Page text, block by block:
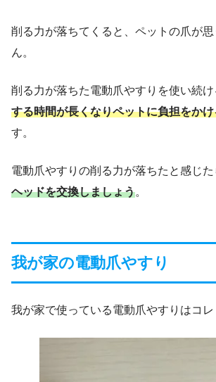
削る力が落ちてくると、ペットの爪が
ん。
削る力が落ちた電動爪やすりを使い続け
する時間が長くなりペットに負担をかけ
す。
電動爪やすりの削る力が落ちたと感じた
ヘッドを交換しましょう。
我が家の電動爪やすり
我が家で使っている電動爪やすりはコレ